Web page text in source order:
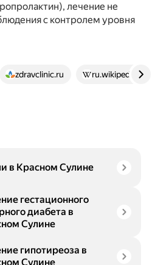
лечение не
с контролем уровня
zdravclinic.ru ru.wikipedia.org
в Красном Сулине
гестационного
диабета в
Сулине
гипотиреоза в
Сулине